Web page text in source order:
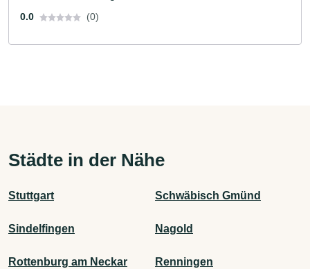
0.0 (0)
Städte in der Nähe
Stuttgart Schwäbisch Gmünd
Sindelfingen Nagold
Rottenburg am Neckar Renningen